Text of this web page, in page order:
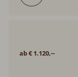
ab € 1.120,--